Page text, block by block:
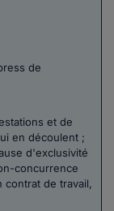
de
et de
en découlent ;
d'exclusivité
concurrence
contrat de travail,